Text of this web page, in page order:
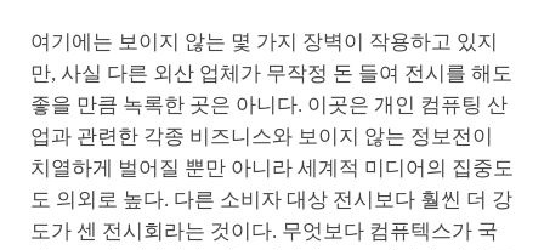
여기에는 보이지 않는 몇 가지 장벽이 작용하고 있지
만, 사실 다른 외산 업체가 무작정 돈 들여 전시를 해도
좋을 만큼 녹록한 곳은 아니다. 이곳은 개인 컴퓨팅 산
업과 관련한 각종 비즈니스와 보이지 않는 정보전이
치열하게 벌어질 뿐만 아니라 세계적 미디어의 집중도
도 의외로 높다. 다른 소비자 대상 전시보다 훨씬 더 강
도가 센 전시회라는 것이다. 무엇보다 컴퓨텍스가 국